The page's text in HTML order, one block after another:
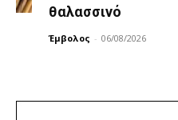
θαλασσινό
Έμβολος - 06/08/2026